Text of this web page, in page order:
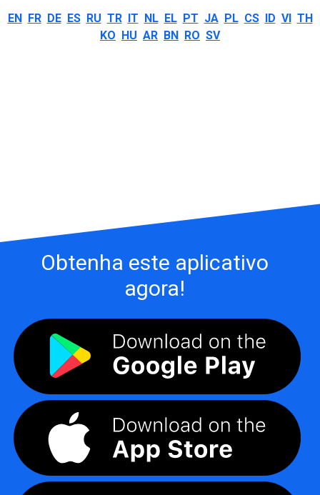
EN FR DE ES RU TR IT NL EL PT JA PL CS ID VI TH
KO HU AR BN RO SV
Obtenha este aplicativo
agora!